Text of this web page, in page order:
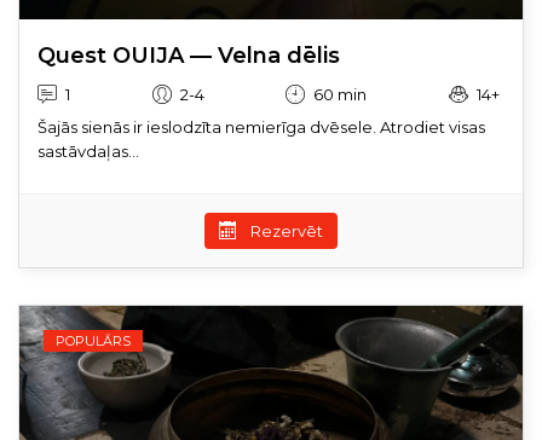
Quest OUIJA — Velna dēlis
1 2-4 60 min
14+
Šajās sienās ir ieslodzīta nemierīga dvēsele. Atrodiet visas
sastāvdaļas...
Rezervēt
POPULĀRS